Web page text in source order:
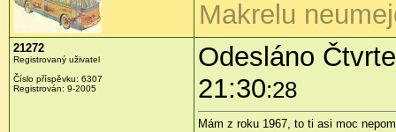
Makrelu
21272
Registrovaný uživatel
Číslo příspěvku: 6307
Registrován: 9-2005
Odesláno
21:30:28
Mám z roku 1967, to ti asi moc